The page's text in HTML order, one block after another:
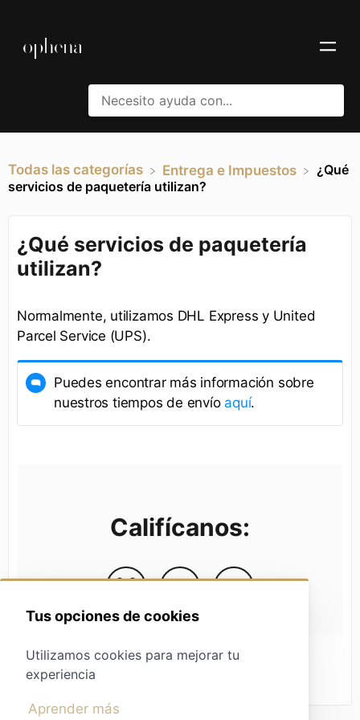
Tus opciones de cookies
Utilizamos cookies para mejorar tu
experiencia
Aprender más
Todas las categorías ​Entrega e Impuestos
¿Qué
servicios de paquetería utilizan?
¿Qué servicios de paquetería
utilizan?
Normalmente, utilizamos DHL Express y United
Parcel Service (UPS).
Puedes encontrar más información sobre
nuestros tiempos de envío aquí.
Califícanos: